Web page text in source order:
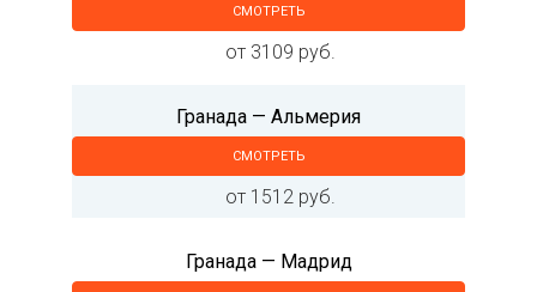
СМОТРЕТЬ
от 3109 руб.
Гранада — Альмерия
СМОТРЕТЬ
от 1512 руб.
Гранада — Мадрид